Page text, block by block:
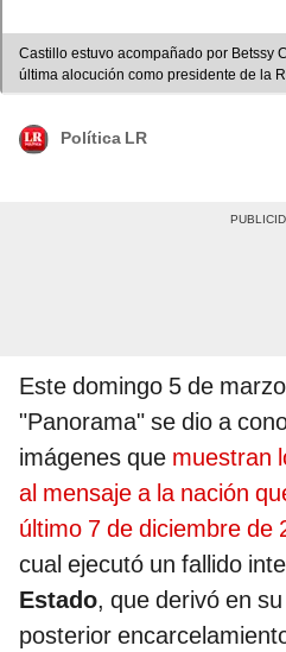
Castillo estuvo acompañado por Betssy
última alocución como presidente de la
Política LR
Este domingo 5 de
"Panorama" se dio a
imágenes que muestran
al mensaje a la nación
último 7 de diciembre de
cual ejecutó un fallido
Estado, que derivó en
posterior